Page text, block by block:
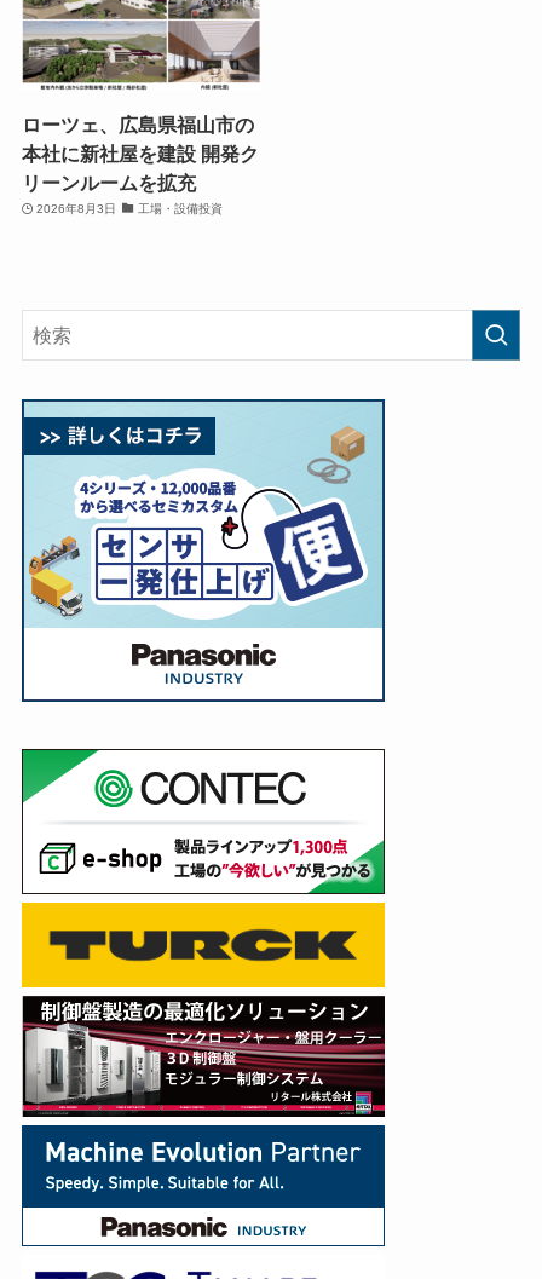
ローツェ、広島県福山市の
本社に新社屋を建設 開発ク
リーンルームを拡充
2026年8月3日 工場・設備投資